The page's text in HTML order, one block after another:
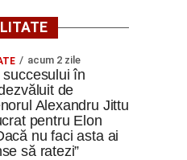
acum 2 zile
succesului în
de
Alexandru Jittu
pentru Elon
nu faci asta ai
să ratezi”